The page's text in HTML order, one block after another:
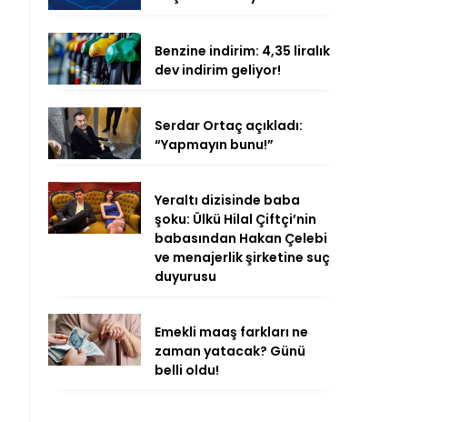
Benzine indirim: 4,35 liralık
dev indirim geliyor!
Serdar Ortaç açıkladı:
“Yapmayın bunu!”
Yeraltı dizisinde baba
şoku: Ülkü Hilal Çiftçi’nin
babasından Hakan Çelebi
ve menajerlik şirketine suç
duyurusu
Emekli maaş farkları ne
zaman yatacak? Günü
belli oldu!